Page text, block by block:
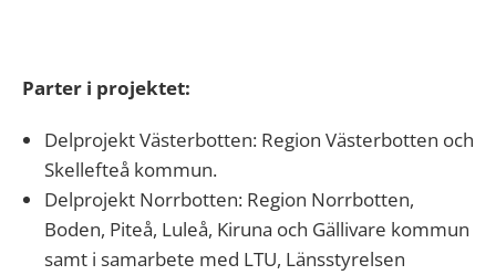
Parter i projektet:
Delprojekt Västerbotten: Region Västerbotten och
Skellefteå kommun.
Delprojekt Norrbotten: Region Norrbotten,
Boden, Piteå, Luleå, Kiruna och Gällivare kommun
samt i samarbete med LTU, Länsstyrelsen